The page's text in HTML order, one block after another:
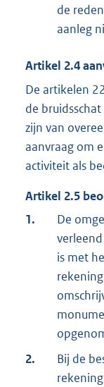
de
aanleg
Artikel 2.4
De artikelen
de
zijn van
aanvraag om
activiteit als
Artikel 2.5
1.
De
is met
2.
Bij de